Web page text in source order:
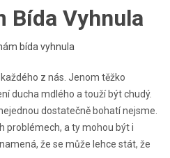
Bída Vyhnula
z nás. Jenom těžko
ducha mdlého a touží být chudý.
dostatečně bohatí nejsme.
problémech, a ty mohou být i
že se může lehce stát, že